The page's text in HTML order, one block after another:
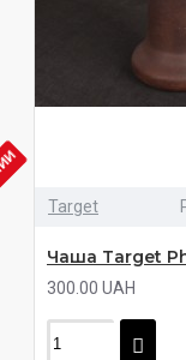
Target
Чаша Target
300.00 UAH